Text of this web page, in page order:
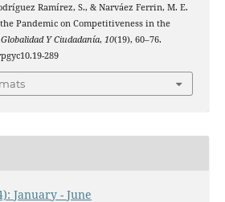
Ramírez, S., & Narváez Ferrin, M. E.
Pandemic on Competitiveness in the
Y Ciudadanía, 10(19), 60–76.
289
January - June